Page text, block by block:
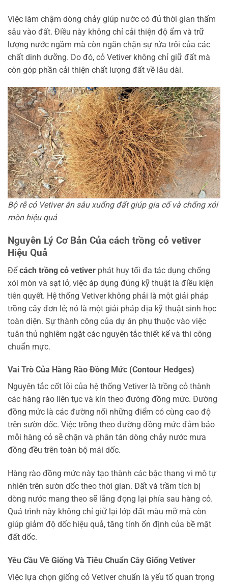
Việc làm chậm dòng chảy giúp nước có đủ thời gian thấm
sâu vào đất. Điều này không chỉ cải thiện độ ẩm và trữ
lượng nước ngầm mà còn ngăn chặn sự rửa trôi của các
chất dinh dưỡng. Do đó, cỏ Vetiver không chỉ giữ đất mà
còn góp phần cải thiện chất lượng đất về lâu dài.
Bộ rễ cỏ Vetiver ăn sâu xuống đất giúp gia cố và chống xói
mòn hiệu quả
Nguyên Lý Cơ Bản Của cách trồng cỏ vetiver
Hiệu Quả
Đểcách trồng cỏ vetiver phát huy tối đa tác dụng chống
xói mòn và sạt lở, việc áp dụng đúng kỹ thuật là điều kiện
tiên quyết. Hệ thống Vetiver không phải là một giải pháp
trồng cây đơn lẻ; nó là một giải pháp địa kỹ thuật sinh học
toàn diện. Sự thành công của dự án phụ thuộc vào việc
tuân thủ nghiêm ngặt các nguyên tắc thiết kế và thi công
chuẩn mực.
Vai Trò Của Hàng Rào Đồng Mức (Contour Hedges)
Nguyên tắc cốt lõi của hệ thống Vetiver là trồng cỏ thành
các hàng rào liên tục và kín theo đường đồng mức. Đường
đồng mức là các đường nối những điểm có cùng cao độ
trên sườn dốc. Việc trồng theo đường đồng mức đảm bảo
mỗi hàng cỏ sẽ chặn và phân tán dòng chảy nước mưa
đồng đều trên toàn bộ mái dốc.
Hàng rào đồng mức này tạo thành các bậc thang vi mô tự
nhiên trên sườn dốc theo thời gian. Đất và trầm tích bị
dòng nước mang theo sẽ lắng đọng lại phía sau hàng cỏ.
Quá trình này không chỉ giữ lại lớp đất màu mỡ mà còn
giúp giảm độ dốc hiệu quả, tăng tính ổn định của bề mặt
đất dốc.
Yêu Cầu Về Giống Và Tiêu Chuẩn Cây Giống Vetiver
Việc lựa chọn giống cỏ Vetiver chuẩn là yếu tố quan trọng